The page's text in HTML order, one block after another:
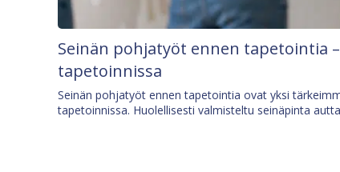
Seinän pohjatyöt ennen tapetointia
tapetoinnissa
Seinän pohjatyöt ennen tapetointia ovat yksi
tapetoinnissa. Huolellisesti valmisteltu seinäpinta